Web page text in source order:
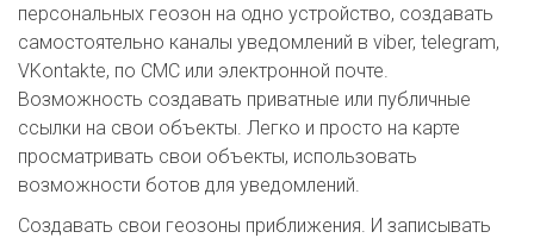
персональных геозон на одно устройство, создавать
самостоятельно каналы уведомлений в viber, telegram,
VKontakte, по СМС или электронной почте.
Возможность создавать приватные или публичные
ссылки на свои объекты. Легко и просто на карте
просматривать свои объекты, использовать
возможности ботов для уведомлений.
Создавать свои геозоны приближения. И записывать